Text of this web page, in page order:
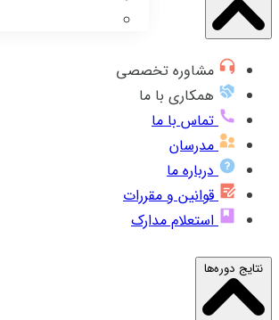
مشاوره تخصصی
همکاری با ما
تماس با ما
مدرسان
درباره ما
قوانین و مقررات
استعلام مدارک
نتایج دوره‌ها